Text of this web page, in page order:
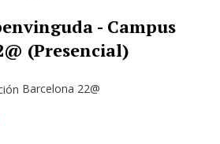
- Campus
(Presencial)
Barcelona 22@